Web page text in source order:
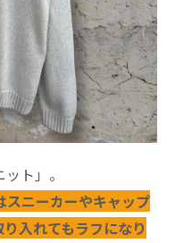
ト」。
スニーカーやキャップ
入れてもラフになり